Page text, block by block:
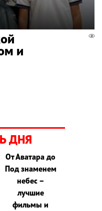
и
ДНЯ
От Аватара до
Под знаменем
небес –
лучшие
фильмы и